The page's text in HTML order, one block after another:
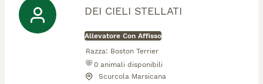
DEI CIELI STELLATI
Allevatore Con Affisso
Razza: Boston Terrier
0 animali disponibili
Scurcola Marsicana